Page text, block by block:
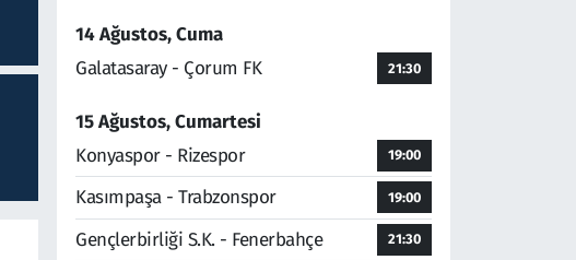
14 Ağustos, Cuma
Galatasaray - Çorum FK
21:30
15 Ağustos, Cumartesi
Konyaspor - Rizespor
19:00
Kasımpaşa - Trabzonspor 19:00
Gençlerbirliği S.K. - Fenerbahçe 21:30